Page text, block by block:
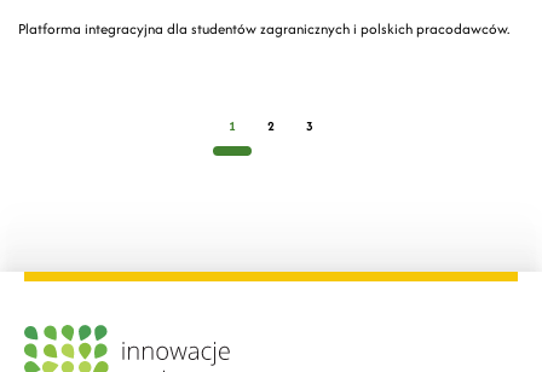
Platforma integracyjna dla studentów zagranicznych i polskich pracodawców.
1 2 3